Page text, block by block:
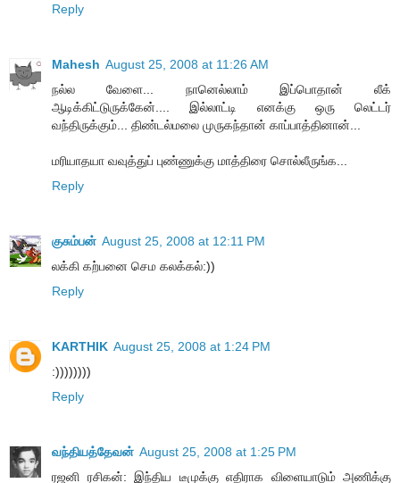
Reply
Mahesh August 25, 2008 at 11:26 AM
நல்ல வேளை... நானெல்லாம் இப்பொதான் லீக்
ஆடிக்கிட்டுருக்கேன்.... இல்லாட்டி எனக்கு ஒரு லெட்டர்
வந்திருக்கும்... திண்டல்மலை முருகந்தான் காப்பாத்தினான்...
மரியாதயா வவுத்துப் புண்ணுக்கு மாத்திரை சொல்லீருங்க...
Reply
குசும்பன் August 25, 2008 at 12:11 PM
லக்கி கற்பனை செம கலக்கல்:))
Reply
KARTHIK August 25, 2008 at 1:24 PM
:))))))))
Reply
வந்தியத்தேவன் August 25, 2008 at 1:25 PM
ரஜனி ரசிகன்: இந்திய டீமுக்கு எதிராக விளையாடும் அணிக்கு